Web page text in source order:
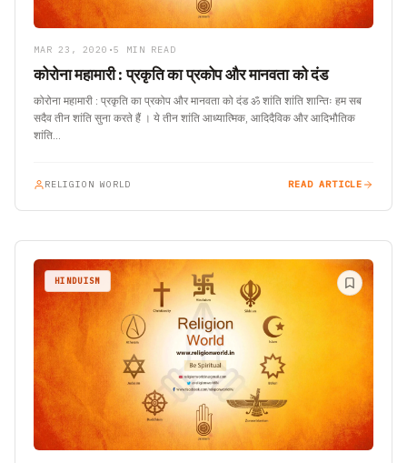
MAR 23, 2020 •5 MIN READ
कोरोना महामारी : प्रकृति का प्रकोप और मानवता को दंड
कोरोना महामारी : प्रकृति का प्रकोप और मानवता को दंड ॐ शांति शांति शान्तिः हम सब
सदैव तीन शांति सुना करते हैं । ये तीन शांति आध्यात्मिक, आदिदैविक और आदिभौतिक
शांति…
RELIGION WORLD READ ARTICLE
HINDUISM